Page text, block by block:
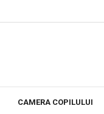
CAMERA COPILULUI